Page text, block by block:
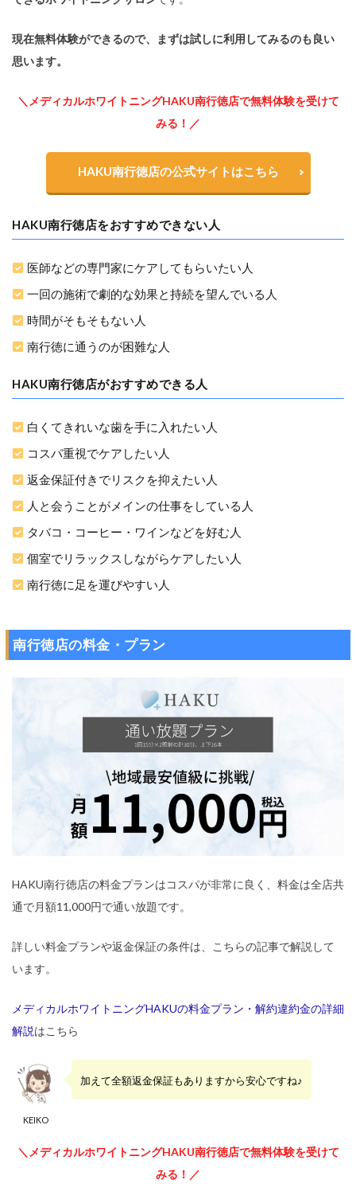
現在無料体験ができるので、まずは試しに利用してみるのも良い
思います。
＼メディカルホワイトニングHAKU南行徳店で無料体験を受けて
みる！／
HAKU南行徳店の公式サイトはこちら
HAKU南行徳店をおすすめできない人
医師などの専門家にケアしてもらいたい人
一回の施術で劇的な効果と持続を望んでいる人
時間がそもそもない人
南行徳に通うのが困難な人
HAKU南行徳店がおすすめできる人
白くてきれいな歯を手に入れたい人
コスパ重視でケアしたい人
返金保証付きでリスクを抑えたい人
人と会うことがメインの仕事をしている人
タバコ・コーヒー・ワインなどを好む人
個室でリラックスしながらケアしたい人
南行徳に足を運びやすい人
南行徳店の料金・プラン
HAKU南行徳店の料金プランはコスパが非常に良く、料金は全店共
通で月額11,000円で通い放題です。
詳しい料金プランや返金保証の条件は、こちらの記事で解説して
います。
メディカルホワイトニングHAKUの料金プラン・解約違約金の詳細
解説はこちら
KEIKO
加えて全額返金保証もありますから安心ですね♪
＼メディカルホワイトニングHAKU南行徳店で無料体験を受けて
みる！／